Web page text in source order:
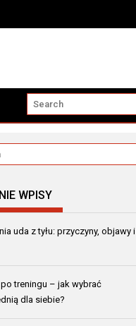
WPISY
uda z tyłu: przyczyny, objawy i
treningu – jak wybrać
dla siebie?